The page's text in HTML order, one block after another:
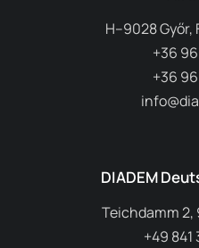
H–9028 Győr,
+36 96
+36 96
DIADEM
Teichdamm 2,
+49